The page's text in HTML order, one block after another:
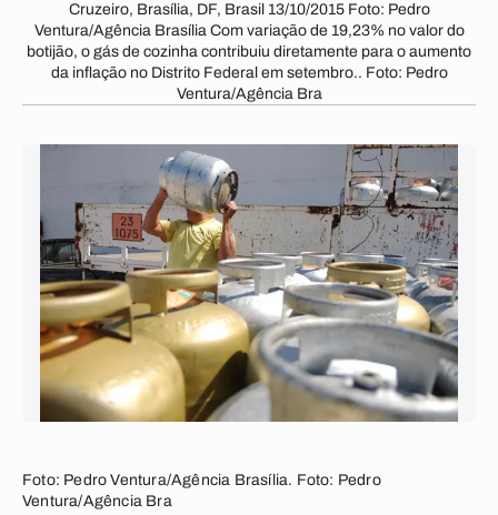
Cruzeiro, Brasília, DF, Brasil 13/10/2015 Foto: Pedro
Ventura/Agência Brasília Com variação de 19,23% no valor do
botijão, o gás de cozinha contribuiu diretamente para o aumento
da inflação no Distrito Federal em setembro.. Foto: Pedro
Ventura/Agência Bra
Foto: Pedro Ventura/Agência Brasília. Foto: Pedro
Ventura/Agência Bra